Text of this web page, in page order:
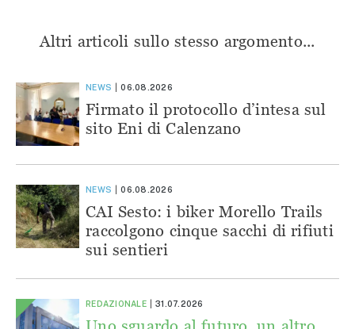
Altri articoli sullo stesso argomento...
NEWS 06.08.2026
Firmato il protocollo d’intesa sul
sito Eni di Calenzano
NEWS 06.08.2026
CAI Sesto: i biker Morello Trails
raccolgono cinque sacchi di rifiuti
sui sentieri
REDAZIONALE 31.07.2026